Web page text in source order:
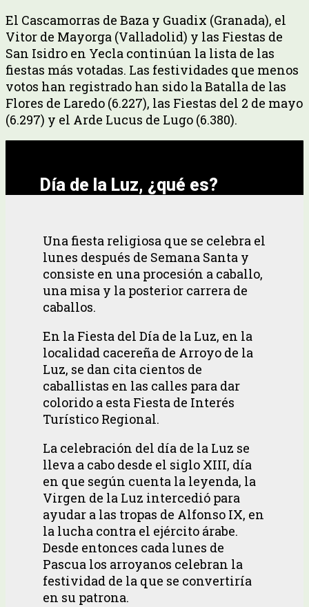
El Cascamorras de Baza y Guadix (Granada), el
Vitor de Mayorga (Valladolid) y las Fiestas de
San Isidro en Yecla continúan la lista de las
fiestas más votadas. Las festividades que menos
votos han registrado han sido la Batalla de las
Flores de Laredo (6.227), las Fiestas del 2 de mayo
(6.297) y el Arde Lucus de Lugo (6.380).
Día de la Luz, ¿qué es?
Una fiesta religiosa que se celebra el
lunes después de Semana Santa y
consiste en una procesión a caballo,
una misa y la posterior carrera de
caballos.
En la Fiesta del Día de la Luz, en la
localidad cacereña de Arroyo de la
Luz, se dan cita cientos de
caballistas en las calles para dar
colorido a esta Fiesta de Interés
Turístico Regional.
La celebración del día de la Luz se
lleva a cabo desde el siglo XIII, día
en que según cuenta la leyenda, la
Virgen de la Luz intercedió para
ayudar a las tropas de Alfonso IX, en
la lucha contra el ejército árabe.
Desde entonces cada lunes de
Pascua los arroyanos celebran la
festividad de la que se convertiría
en su patrona.